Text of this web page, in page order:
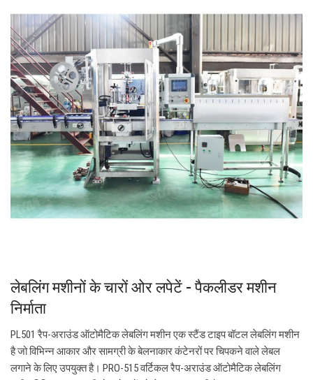
लेबलिंग मशीनों के चारों ओर लपेटें - पैकलीडर मशीन
निर्माता
PL501 रैप-अराउंड ऑटोमैटिक लेबलिंग मशीन एक स्टैंड टाइप बॉटल लेबलिंग मशीन
है जो विभिन्न आकार और सामग्री के बेलनाकार कंटेनरों पर चिपकने वाले लेबल
लगाने के लिए उपयुक्त है। PRO-515 वर्टिकल रैप-अराउंड ऑटोमैटिक लेबलिंग